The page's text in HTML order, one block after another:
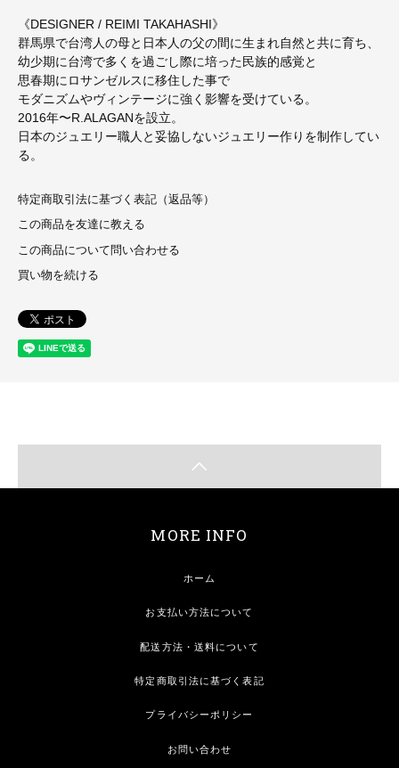
《DESIGNER / REIMI TAKAHASHI》
群馬県で台湾人の母と日本人の父の間に生まれ自然と共に育ち、
幼少期に台湾で多くを過ごし際に培った民族的感覚と
思春期にロサンゼルスに移住した事で
モダニズムやヴィンテージに強く影響を受けている。
2016年〜R.ALAGANを設立。
日本のジュエリー職人と妥協しないジュエリー作りを制作してい
る。
特定商取引法に基づく表記（返品等）
この商品を友達に教える
この商品について問い合わせる
買い物を続ける
MORE INFO
ホーム
お支払い方法について
配送方法・送料について
特定商取引法に基づく表記
プライバシーポリシー
お問い合わせ